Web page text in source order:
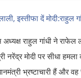
राहुल गांधी ने राफेल
नरेंद्र मोदी पर सीधा
भ्रष्टाचारी हैं और वह